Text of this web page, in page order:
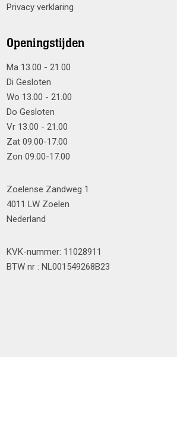
Privacy verklaring
Openingstijden
Ma 13.00 - 21.00
Di Gesloten
Wo 13.00 - 21.00
Do Gesloten
Vr 13.00 - 21.00
Zat 09.00-17.00
Zon 09.00-17.00
Zoelense Zandweg 1
4011 LW Zoelen
Nederland
KVK-nummer: 11028911
BTW nr : NL001549268B23